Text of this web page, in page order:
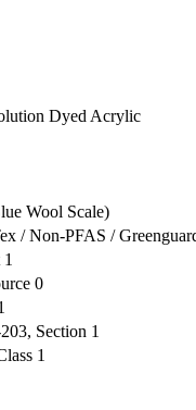
Dyed Acrylic
Wool Scale)
/ Non-PFAS /
0
Section 1
1